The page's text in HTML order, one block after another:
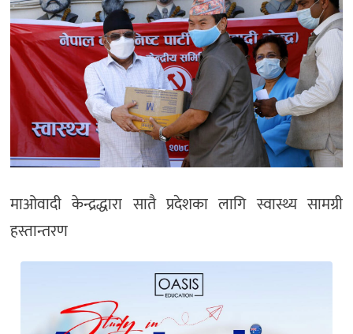
माओवादी केन्द्रद्धारा सातै प्रदेशका लागि स्वास्थ्य सामग्री
हस्तान्तरण